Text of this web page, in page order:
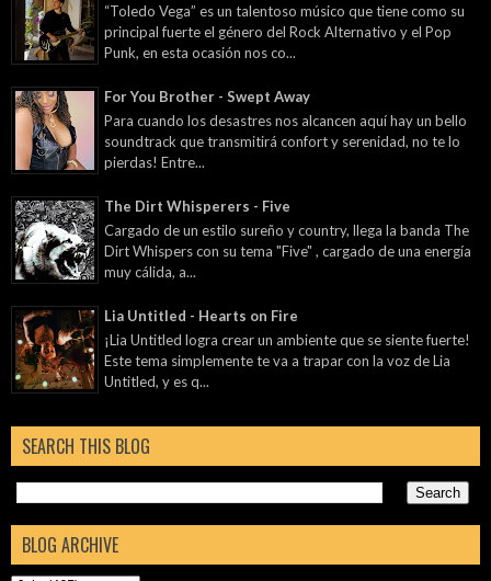
“Toledo Vega” es un talentoso músico que tiene como su
principal fuerte el género del Rock Alternativo y el Pop
Punk, en esta ocasión nos co...
For You Brother - Swept Away
Para cuando los desastres nos alcancen aquí hay un bello
soundtrack que transmitirá confort y serenidad, no te lo
pierdas! Entre...
The Dirt Whisperers - Five
Cargado de un estilo sureño y country, llega la banda The
Dirt Whispers con su tema "Five" , cargado de una energía
muy cálida, a...
Lia Untitled - Hearts on Fire
¡Lia Untitled logra crear un ambiente que se siente fuerte!
Este tema simplemente te va a trapar con la voz de Lia
Untitled, y es q...
SEARCH THIS BLOG
BLOG ARCHIVE